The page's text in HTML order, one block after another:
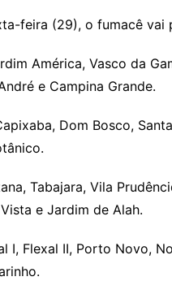
feira (29), o fumacê
América, Vasco da
e Campina Grande.
Dom Bosco,
Tabajara, Vila
e Jardim de Alah.
I, Flexal II, Porto Novo,